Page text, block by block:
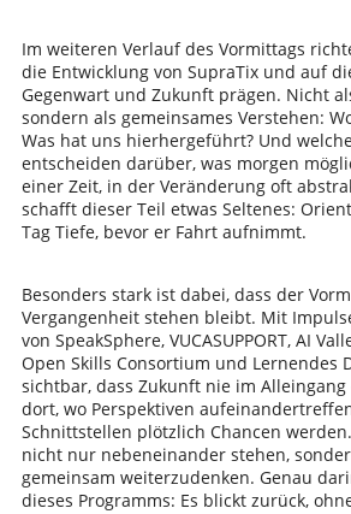
Im weiteren Verlauf des Vormittags
die Entwicklung von SupraTix und auf
Gegenwart und Zukunft prägen. Nicht
sondern als gemeinsames Verstehen:
Was hat uns hierhergeführt? Und
entscheiden darüber, was morgen
einer Zeit, in der Veränderung oft
schafft dieser Teil etwas Seltenes:
Tag Tiefe, bevor er Fahrt aufnimmt.
Besonders stark ist dabei, dass der
Vergangenheit stehen bleibt. Mit
von SpeakSphere, VUCASUPPORT, AI
Open Skills Consortium und Lernendes
sichtbar, dass Zukunft nie im
dort, wo Perspektiven
Schnittstellen plötzlich Chancen
nicht nur nebeneinander stehen,
gemeinsam weiterzudenken. Genau
dieses Programms: Es blickt zurück,